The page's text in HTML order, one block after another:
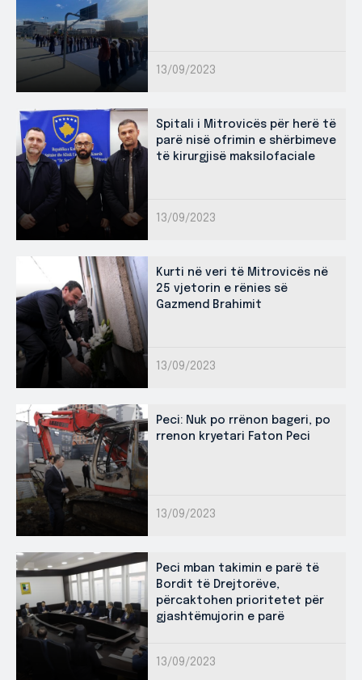
13/09/2023
Spitali i Mitrovicës për herë të
parë nisë ofrimin e shërbimeve
të kirurgjisë maksilofaciale
13/09/2023
Kurti në veri të Mitrovicës në
25 vjetorin e rënies së
Gazmend Brahimit
13/09/2023
Peci: Nuk po rrënon bageri, po
rrenon kryetari Faton Peci
13/09/2023
Peci mban takimin e parë të
Bordit të Drejtorëve,
përcaktohen prioritetet për
gjashtëmujorin e parë
13/09/2023